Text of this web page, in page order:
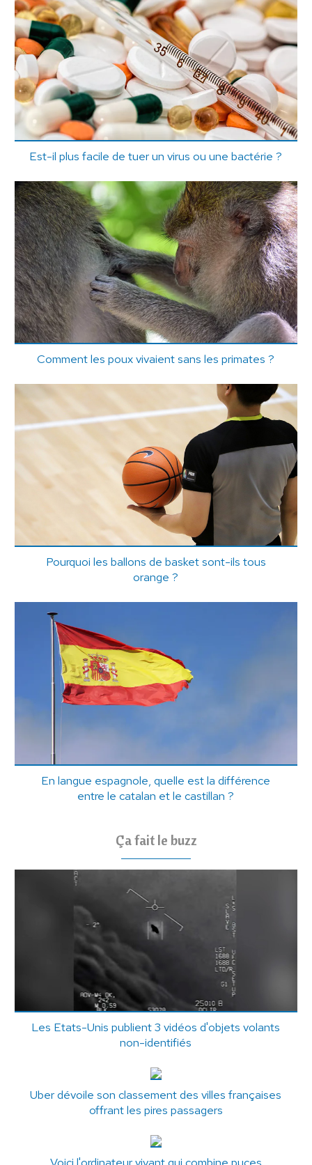
Est-il plus facile de tuer un virus ou une bactérie ?
Comment les poux vivaient sans les primates ?
Pourquoi les ballons de basket sont-ils tous
orange ?
En langue espagnole, quelle est la différence
entre le catalan et le castillan ?
Ça fait le buzz
Les Etats-Unis publient 3 vidéos d'objets volants
non-identifiés
Uber dévoile son classement des villes françaises
offrant les pires passagers